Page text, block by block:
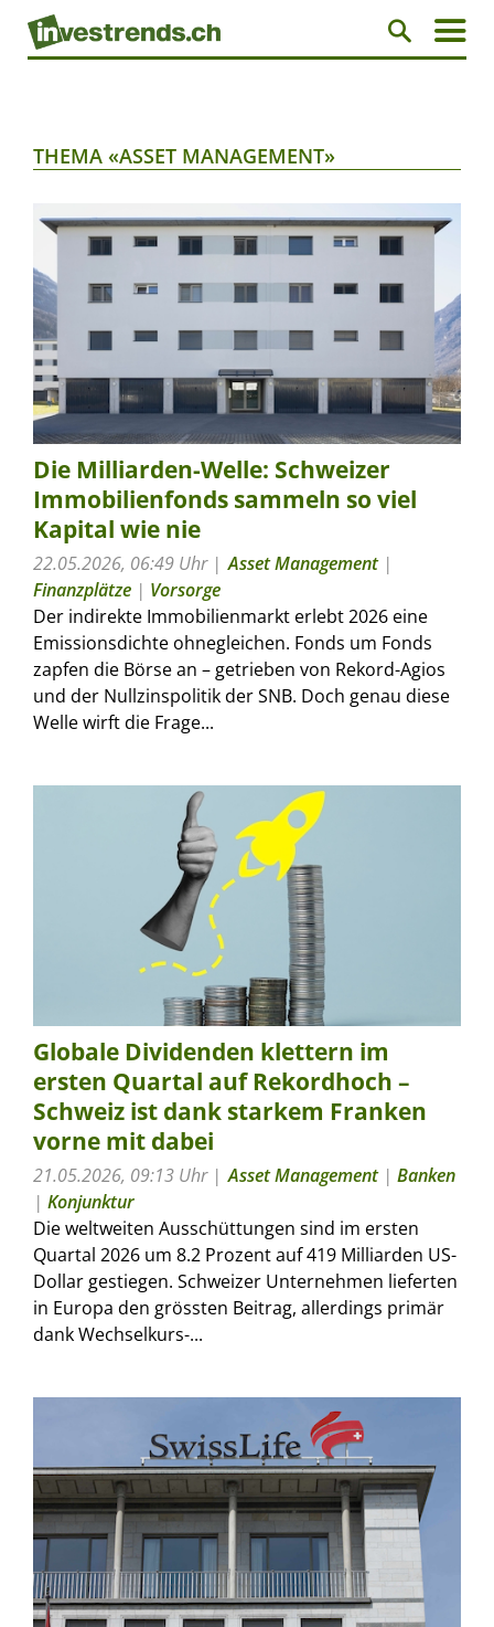
THEMA «ASSET MANAGEMENT»
Die Milliarden-Welle: Schweizer
Immobilienfonds sammeln so viel
Kapital wie nie
22.05.2026, 06:49 Uhr Asset Management|
Finanzplätze | Vorsorge
Der indirekte Immobilienmarkt erlebt 2026 eine
Emissionsdichte ohnegleichen. Fonds um Fonds
zapfen die Börse an – getrieben von Rekord-Agios
und der Nullzinspolitik der SNB. Doch genau diese
Welle wirft die Frage...
Globale Dividenden klettern im
ersten Quartal auf Rekordhoch –
Schweiz ist dank starkem Franken
vorne mit dabei
21.05.2026, 09:13 Uhr Asset Management| Banken
| Konjunktur
Die weltweiten Ausschüttungen sind im ersten
Quartal 2026 um 8.2 Prozent auf 419 Milliarden US-
Dollar gestiegen. Schweizer Unternehmen lieferten
in Europa den grössten Beitrag, allerdings primär
dank Wechselkurs-...